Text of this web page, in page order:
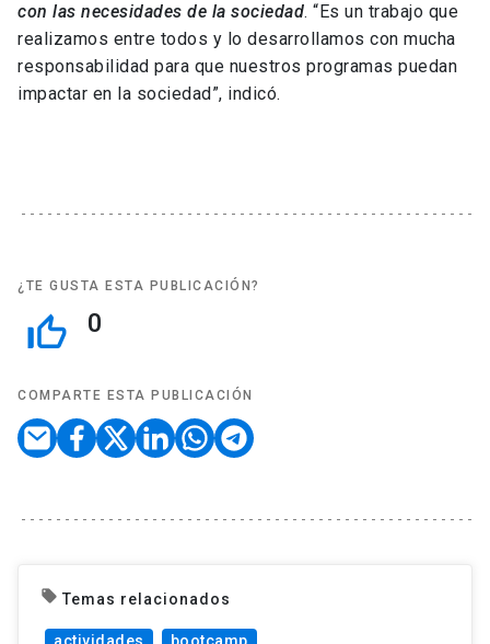
con las necesidades de la sociedad. “Es un trabajo que
realizamos entre todos y lo desarrollamos con mucha
responsabilidad para que nuestros programas puedan
impactar en la sociedad”, indicó.
¿TE GUSTA ESTA PUBLICACIÓN?
thumb_up_off_alt 0
COMPARTE ESTA PUBLICACIÓN
local_offer Temas relacionados